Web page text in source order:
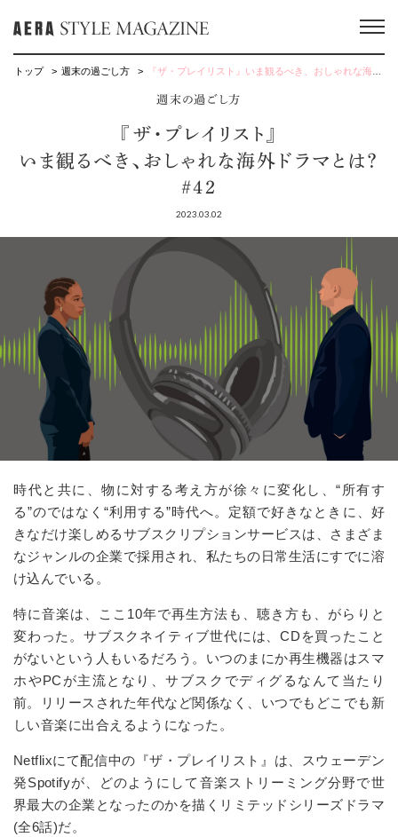
トップ 週末の過ごし方 『ザ・プレイリスト』いま観るべき、おしゃれな海外ドラマとは？ #42
週末の過ごし方
『ザ・プレイリスト』
いま観るべき、おしゃれな海外ドラマとは？
#42
2023.03.02
時代と共に、物に対する考え方が徐々に変化し、“所有す
る”のではなく“利用する”時代へ。定額で好きなときに、好
きなだけ楽しめるサブスクリプションサービスは、さまざま
なジャンルの企業で採用され、私たちの日常生活にすでに溶
け込んでいる。
特に音楽は、ここ10年で再生方法も、聴き方も、がらりと
変わった。サブスクネイティブ世代には、CDを買ったこと
がないという人もいるだろう。いつのまにか再生機器はスマ
ホやPCが主流となり、サブスクでディグるなんて当たり
前。リリースされた年代など関係なく、いつでもどこでも新
しい音楽に出合えるようになった。
Netflixにて配信中の『ザ・プレイリスト』は、スウェーデン
発Spotifyが、どのようにして音楽ストリーミング分野で世
界最大の企業となったのかを描くリミテッドシリーズドラマ
(全6話)だ。